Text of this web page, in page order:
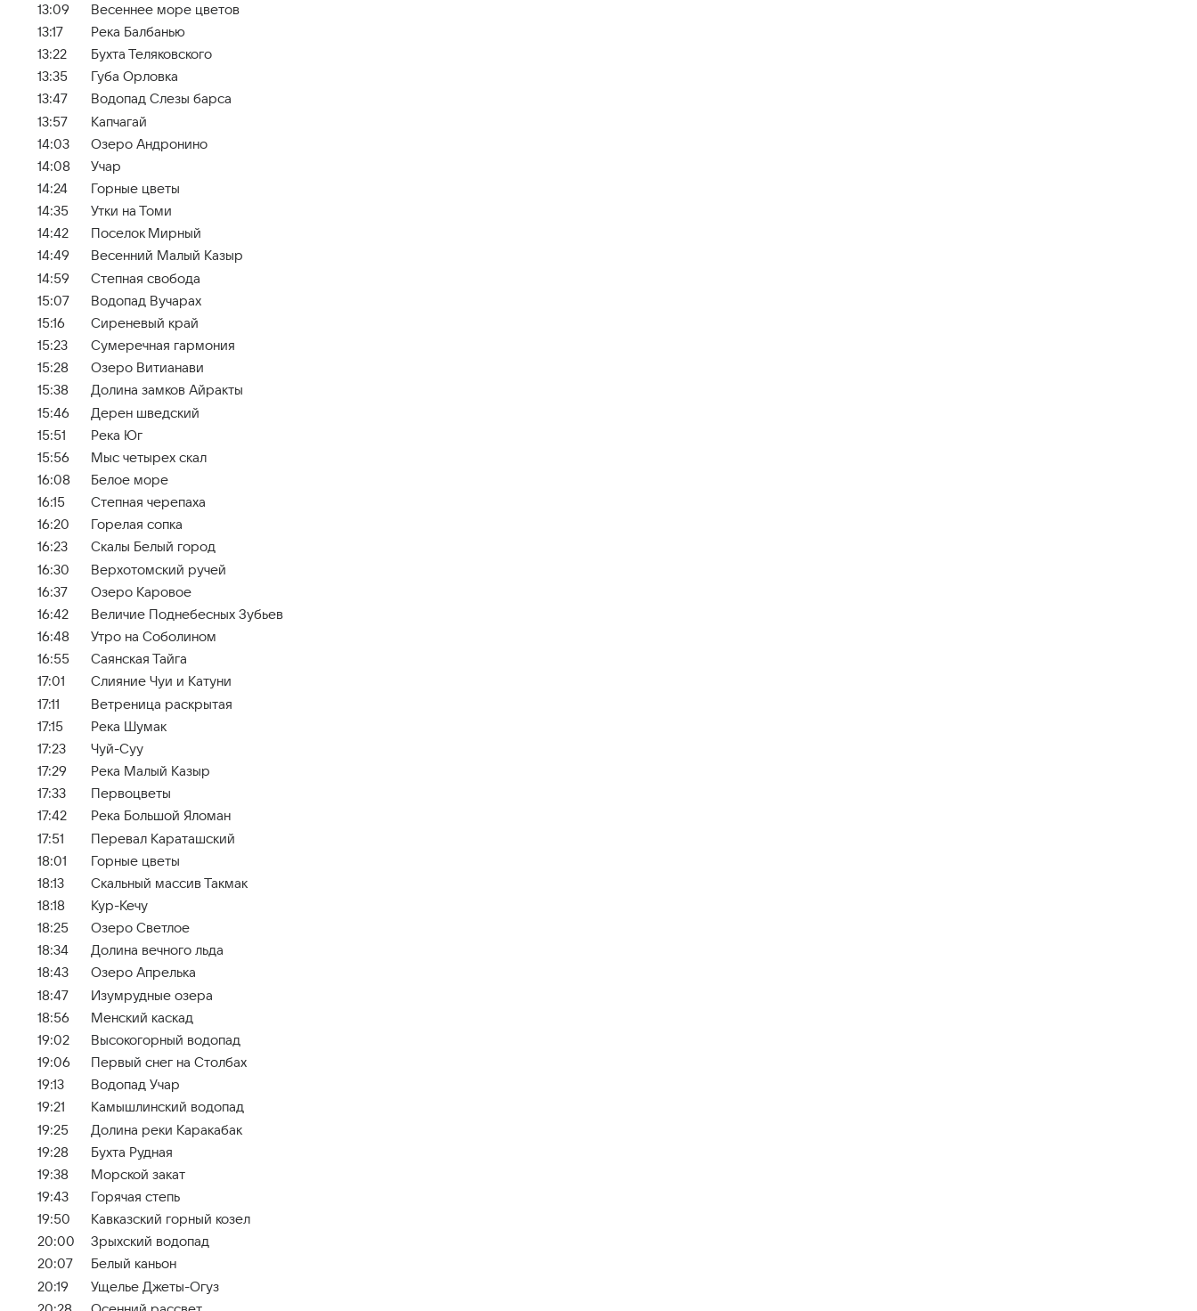
13:09
Весеннее море цветов
13:17
Река Балбанью
13:22
Бухта Теляковского
13:35
Губа Орловка
13:47
Водопад Слезы барса
13:57
Капчагай
14:03
Озеро Андронино
14:08
Учар
14:24
Горные цветы
14:35
Утки на Томи
14:42
Поселок Мирный
14:49
Весенний Малый Казыр
14:59
Степная свобода
15:07
Водопад Вучарах
15:16
Сиреневый край
15:23
Сумеречная гармония
15:28
Озеро Витианави
15:38
Долина замков Айракты
15:46
Дерен шведский
15:51
Река Юг
15:56
Мыс четырех скал
16:08
Белое море
16:15
Cтепная черепаха
16:20
Горелая сопка
16:23
Скалы Белый город
16:30
Верхотомский ручей
16:37
Озеро Каровое
16:42
Величие Поднебесных Зубьев
16:48
Утро на Соболином
16:55
Саянская Тайга
17:01
Слияние Чуи и Катуни
17:11
Ветреница раскрытая
17:15
Река Шумак
17:23
Чуй-Суу
17:29
Река Малый Казыр
17:33
Первоцветы
17:42
Река Большой Яломан
17:51
Перевал Караташский
18:01
Горные цветы
18:13
Скальный массив Такмак
18:18
Кур-Кечу
18:25
Озеро Светлое
18:34
Долина вечного льда
18:43
Озеро Апрелька
18:47
Изумрудные озера
18:56
Менский каскад
19:02
Высокогорный водопад
19:06
Первый снег на Столбах
19:13
Водопад Учар
19:21
Камышлинский водопад
19:25
Долина реки Каракабак
19:28
Бухта Рудная
19:38
Морской закат
19:43
Горячая степь
19:50
Кавказский горный козел
20:00
Зрыхский водопад
20:07
Белый каньон
20:19
Ущелье Джеты-Огуз